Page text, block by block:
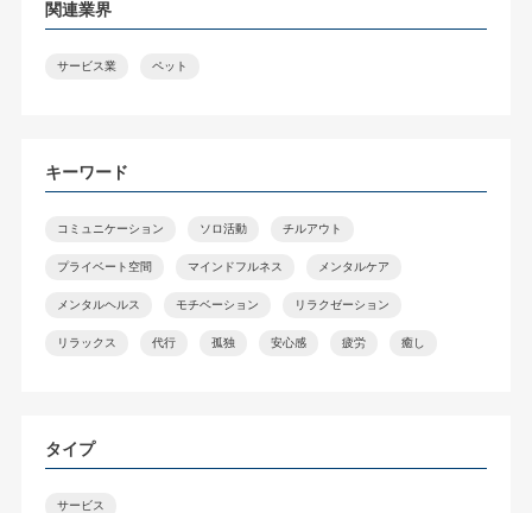
関連業界
サービス業 ペット
キーワード
コミュニケーション ソロ活動 チルアウト
プライベート空間 マインドフルネス メンタルケア
メンタルヘルス モチベーション リラクゼーション
リラックス 代行 孤独 安心感 疲労 癒し
タイプ
サービス